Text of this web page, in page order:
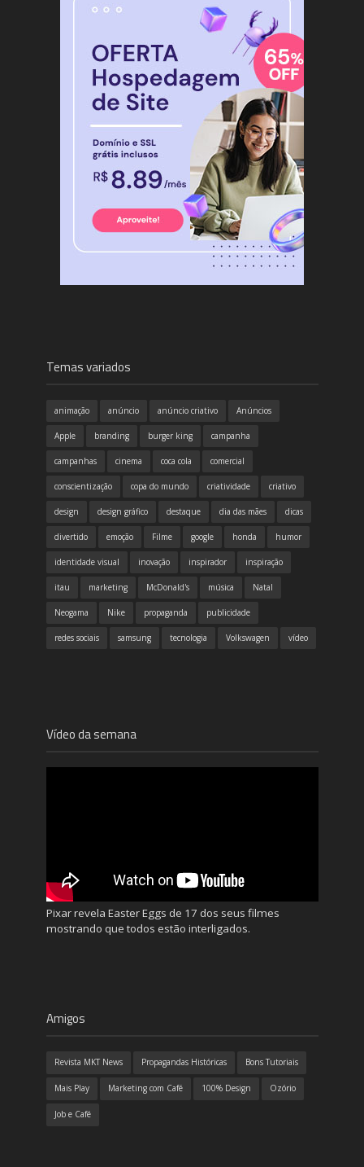
Temas variados
animação anúncio anúncio criativo Anúncios
Apple branding burger king campanha
campanhas cinema coca cola comercial
conscientização copa do mundo criatividade criativo
design design gráfico destaque dia das mães dicas
divertido emoção Filme google honda humor
identidade visual inovação inspirador inspiração
itau marketing McDonald's música Natal
Neogama Nike propaganda publicidade
redes sociais samsung tecnologia Volkswagen vídeo
Vídeo da semana
Pixar revela Easter Eggs de 17 dos seus filmes
mostrando que todos estão interligados.
Amigos
Revista MKT News Propagandas Históricas Bons Tutoriais
Mais Play Marketing com Café 100% Design Ozório
Job e Café